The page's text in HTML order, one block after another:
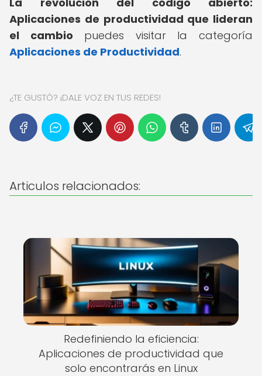
Aplicaciones de productividad que lideran
el cambio puedes visitar la categoría
Aplicaciones de Productividad.
¿TE GUSTÓ? ¡DALE VOZ EN TUS REDES!
Articulos relacionados:
Redefiniendo la eficiencia:
Aplicaciones de productividad que
solo encontrarás en Linux